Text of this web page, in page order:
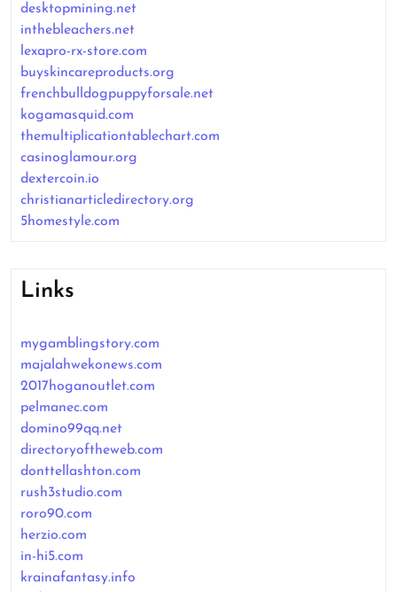
desktopmining.net
inthebleachers.net
lexapro-rx-store.com
buyskincareproducts.org
frenchbulldogpuppyforsale.net
kogamasquid.com
themultiplicationtablechart.com
casinoglamour.org
dextercoin.io
christianarticledirectory.org
5homestyle.com
Links
mygamblingstory.com
majalahwekonews.com
2017hoganoutlet.com
pelmanec.com
domino99qq.net
directoryoftheweb.com
donttellashton.com
rush3studio.com
roro90.com
herzio.com
in-hi5.com
krainafantasy.info